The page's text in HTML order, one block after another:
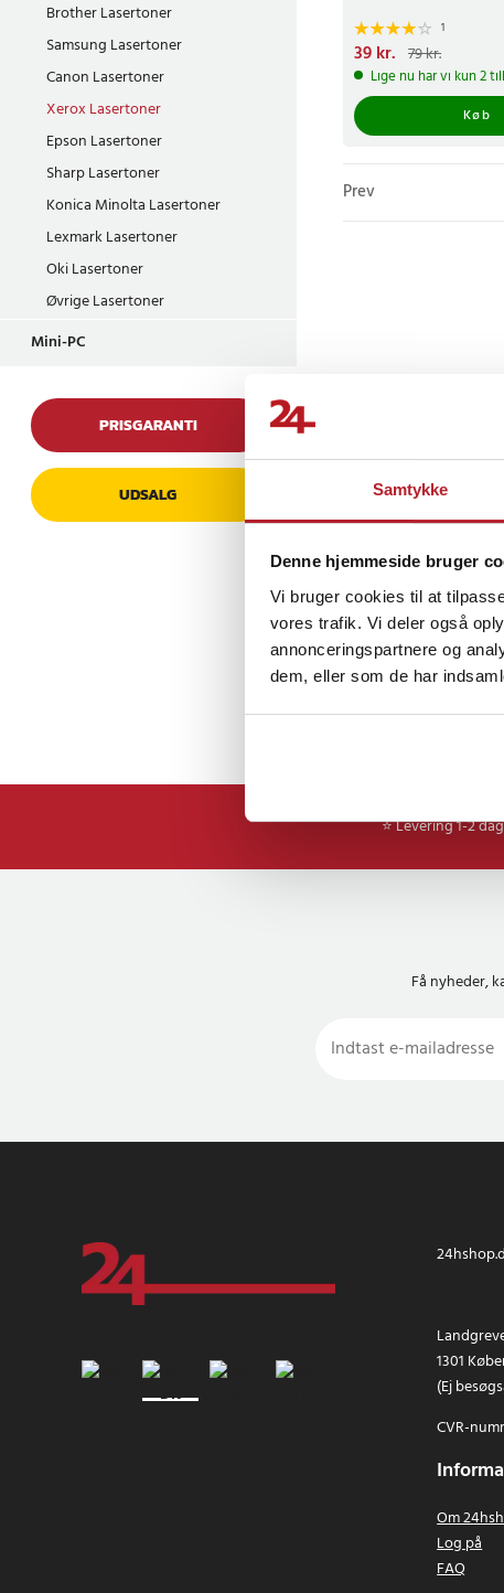
Samtykke
Denne hjemmeside bruger
Vi bruger cookies til at
vores trafik. Vi deler også
annonceringspartnere og
dem, eller som de har
Brother Lasertoner
Samsung Lasertoner
Canon Lasertoner
Xerox Lasertoner
Epson Lasertoner
Sharp Lasertoner
Konica Minolta Lasertoner
Lexmark Lasertoner
Oki Lasertoner
Øvrige Lasertoner
Mini-PC
PRISGARANTI
UDSALG
1
Nuværende pris
79 kr.
39 kr. 79 kr.
Lige nu har vi kun 2
Køb
Prev
⭐ Levering 1-2
Få nyheder,
1301
(Ej
CVR-
Om
Log på
FAQ